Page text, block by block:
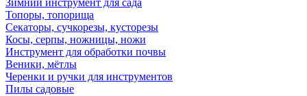
Зимний инструмент для сада
Топоры, топорища
Секаторы, сучкорезы, кусторезы
Косы, серпы, ножницы, ножи
Инструмент для обработки почвы
Веники, мётлы
Черенки и ручки для инструментов
Пилы садовые